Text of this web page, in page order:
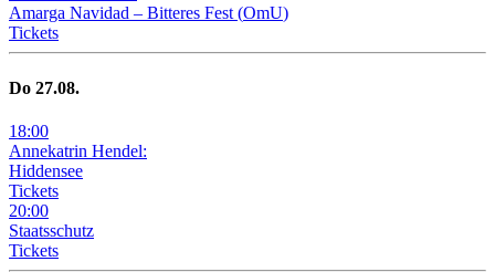
Amarga Navidad – Bitteres Fest (OmU)
Tickets
Do 27.08.
18:00
Annekatrin Hendel:
Hiddensee
Tickets
20:00
Staatsschutz
Tickets